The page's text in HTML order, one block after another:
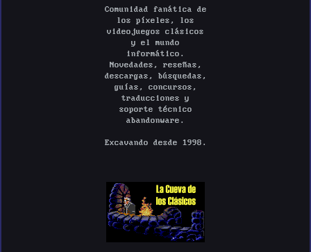
Comunidad fanática de
los píxeles, los
videojuegos clásicos
y el mundo
informático.
Novedades, reseñas,
descargas, búsquedas,
guías, concursos,
traducciones y
soporte técnico
abandonware.
Excavando desde 1998.